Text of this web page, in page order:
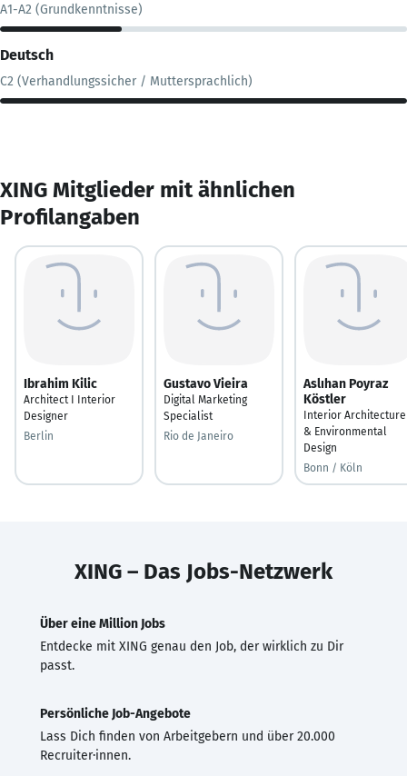
A1-A2 (Grundkenntnisse)
Deutsch
C2 (Verhandlungssicher / Muttersprachlich)
XING Mitglieder mit ähnlichen
Profilangaben
Ibrahim Kilic
Architect I Interior
Designer
Berlin
Gustavo Vieira
Digital Marketing
Specialist
Rio de Janeiro
Aslıhan Poyraz
Köstler
Interior Architecture
& Environmental
Design
Bonn / Köln
XING – Das Jobs-Netzwerk
Über eine Million Jobs
Entdecke mit XING genau den Job, der wirklich zu Dir
passt.
Persönliche Job-Angebote
Lass Dich finden von Arbeitgebern und über 20.000
Recruiter·innen.